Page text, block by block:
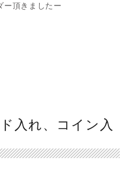
ー頂きましたー
入れ、コイン入